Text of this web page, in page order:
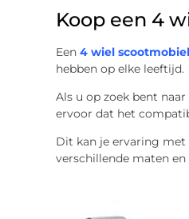
Koop een 4
Een 4 wiel scootmobiel
hebben op elke leeftijd.
Als u op zoek bent
ervoor dat het
Dit kan je ervaring met
verschillende maten